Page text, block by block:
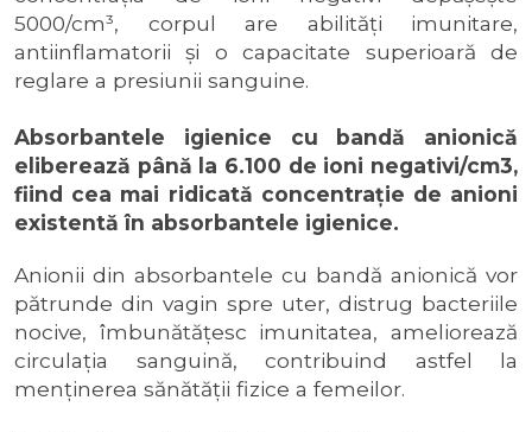
5000/cm³, corpul are abilităţi imunitare,
antiinflamatorii şi o capacitate superioară de
reglare a presiunii sanguine.
Absorbantele igienice cu bandă anionică
eliberează până la 6.100 de ioni negativi/cm3,
fiind cea mai ridicată concentraţie de anioni
existentă în absorbantele igienice.
Anionii din absorbantele cu bandă anionică vor
pătrunde din vagin spre uter, distrug bacteriile
nocive, îmbunătăţesc imunitatea, ameliorează
circulaţia sanguină, contribuind astfel la
menţinerea sănătăţii fizice a femeilor.